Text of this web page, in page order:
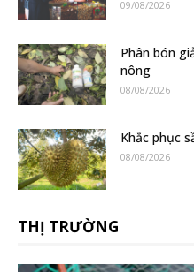
09/08/2026
Phân bón
nông
08/08/2026
Khắc phục
08/08/2026
THỊ TRƯỜNG